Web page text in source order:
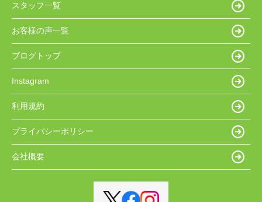
スタッフ一覧
お客様の声一覧
ブログトップ
Instagram
利用規約
プライバシーポリシー
会社概要